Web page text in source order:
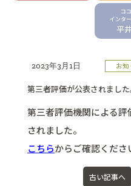
コ
インタ
平
2023年3月1日 お知
第三者評価が公表されました
第三者評価機関による
されました。
こちらからご確認くださ
古い記事へ